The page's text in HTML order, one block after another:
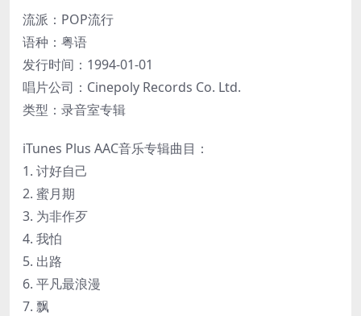
流派：POP流行
语种：粤语
发行时间：1994-01-01
唱片公司：Cinepoly Records Co. Ltd.
类型：录音室专辑
iTunes Plus AAC音乐专辑曲目：
1. 讨好自己
2. 蜜月期
3. 为非作歹
4. 我怕
5. 出路
6. 平凡最浪漫
7. 飘